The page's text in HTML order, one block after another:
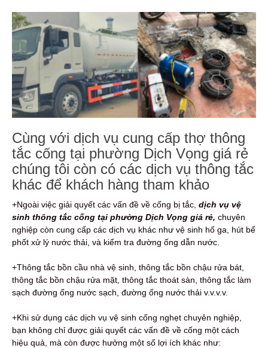
Cùng với dịch vụ cung cấp thợ thông
tắc cống tại phường Dịch Vọng giá rẻ
chúng tôi còn có các dịch vụ thông tắc
khác để khách hàng tham khảo
+Ngoài việc giải quyết các vấn đề về cống bị tắc, dịch vụ vệ
sinh thông tắc cống tại phường Dịch Vọng giá rẻ, chuyên
nghiệp còn cung cấp các dịch vụ khác như vệ sinh hố ga, hút bể
phốt xử lý nước thải, và kiểm tra đường ống dẫn nước.
+Thông tắc bồn cầu nhà vệ sinh, thông tắc bồn chậu rửa bát,
thông tắc bồn chậu rửa mặt, thông tắc thoát sàn, thông tắc làm
sạch đường ống nước sạch, đường ống nước thải v.v.v.v.
+Khi sử dụng các dịch vụ vệ sinh cống nghẹt chuyên nghiệp,
bạn không chỉ được giải quyết các vấn đề về cống một cách
hiệu quả, mà còn được hưởng một số lợi ích khác như: